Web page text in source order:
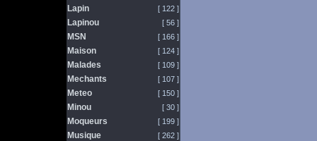
Lapin [ 122 ]
Lapinou [ 56 ]
MSN [ 166 ]
Maison [ 124 ]
Malades [ 109 ]
Mechants [ 107 ]
Meteo [ 150 ]
Minou [ 30 ]
Moqueurs [ 199 ]
Musique [ 262 ]